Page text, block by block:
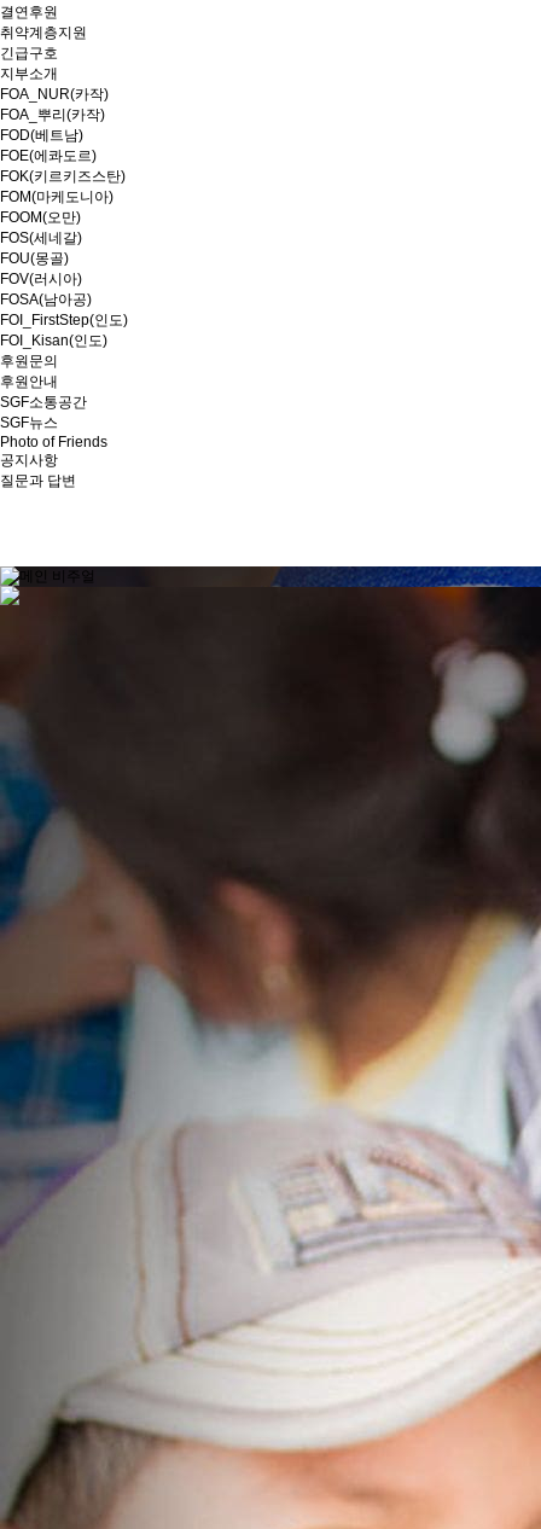
결연후원
취약계층지원
긴급구호
지부소개
FOA_NUR(카작)
FOA_뿌리(카작)
FOD(베트남)
FOE(에콰도르)
FOK(키르키즈스탄)
FOM(마케도니아)
FOOM(오만)
FOS(세네갈)
FOU(몽골)
FOV(러시아)
FOSA(남아공)
FOI_FirstStep(인도)
FOI_Kisan(인도)
후원문의
후원안내
SGF소통공간
SGF뉴스
Photo of Friends
공지사항
질문과 답변